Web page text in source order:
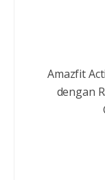
Amazfit
dengan